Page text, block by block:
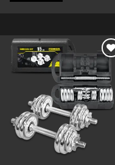
multiple
variants.
The
chosen
on
Add to
Wishlist